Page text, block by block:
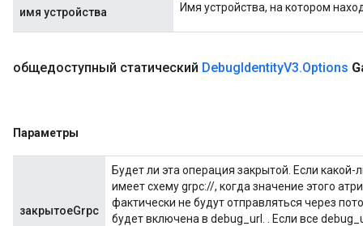
имя устройства Имя устройства, на котором
общедоступный статический DebugIdentityV3.Options
Параметры
закрытоеGrpc
Будет ли эта операция закрытой. Если какой-
имеет схему grpc://, когда значение этого
фактически не будут отправляться через
будет включена в debug_url. . Если все